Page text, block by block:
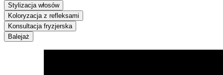
Stylizacja włosów
Koloryzacja z refleksami
Konsultacja fryzjerska
Balejaż